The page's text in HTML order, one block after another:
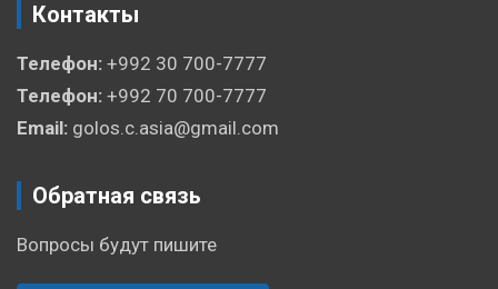
Контакты
Телефон: +992 30 700-7777
Телефон: +992 70 700-7777
Email: golos.c.asia@gmail.com
Обратная связь
Вопросы будут пишите